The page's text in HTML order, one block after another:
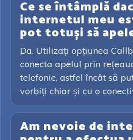
Ce se întâmplă
internetul meu
pot totuși să
Da. Utilizați opțiunea
conecta apelul prin
telefonie, astfel încât să
vorbiți chiar și cu o
Am nevoie de